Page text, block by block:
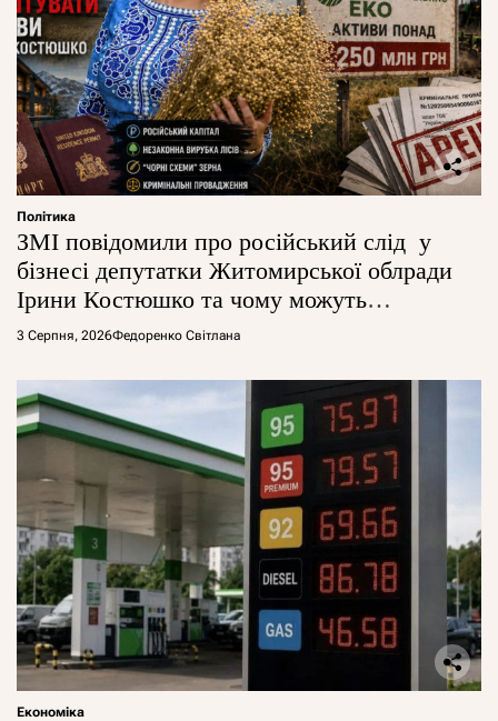
Політика
ЗМІ повідомили про російський слід у
бізнесі депутатки Житомирської облради
Ірини Костюшко та чому можуть
арештувати її активи
3 Серпня, 2026Федоренко Світлана
Економіка